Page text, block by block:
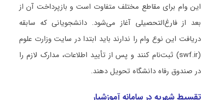
این وام برای مقاطع مختلف متفاوت است و بازپرداخت آن از
بعد از فارغ‌التحصیلی آغاز می‌شود. دانشجویانی که سابقه
دریافت این نوع وام را ندارند باید ابتدا در سایت وزارت علوم
(swf.ir) ثبت‌نام کنند و پس از تأیید اطلاعات، مدارک لازم را
در صندوق رفاه دانشگاه تحویل دهند.
تقسیط شهریه در سامانه آموزشیار